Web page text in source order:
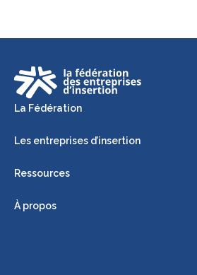
La Fédération
Les entreprises d’insertion
Ressources
À propos